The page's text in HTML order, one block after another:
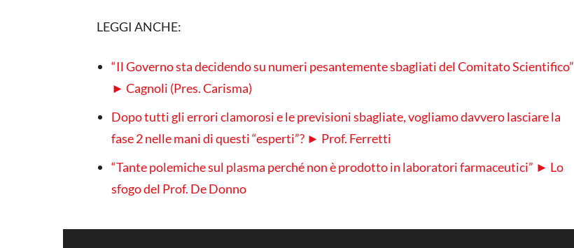
LEGGI ANCHE:
“Il Governo sta decidendo su numeri pesantemente sbagliati del Comitato Scientifico”
► Cagnoli (Pres. Carisma)
Dopo tutti gli errori clamorosi e le previsioni sbagliate, vogliamo davvero lasciare la
fase 2 nelle mani di questi “esperti”? ► Prof. Ferretti
“Tante polemiche sul plasma perché non è prodotto in laboratori farmaceutici” ► Lo
sfogo del Prof. De Donno